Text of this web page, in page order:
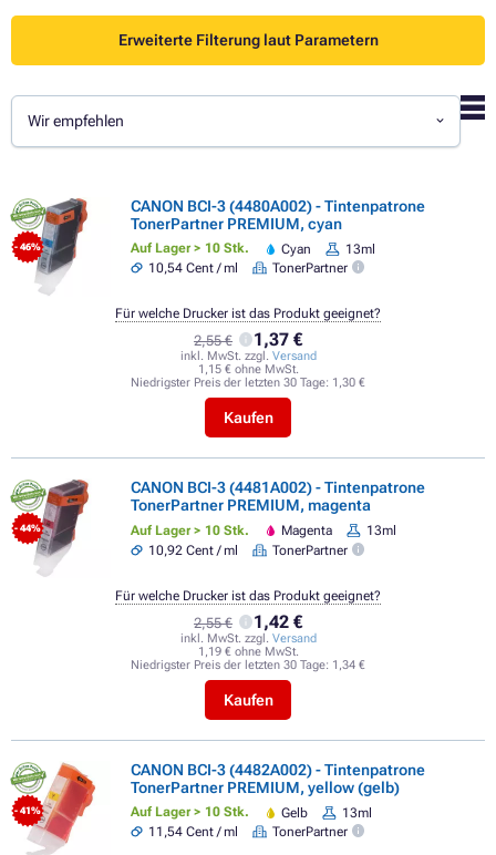
Erweiterte Filterung laut Parametern
Wir empfehlen
- 46%
CANON BCI-3 (4480A002) - Tintenpatrone
TonerPartner PREMIUM, cyan
Auf Lager > 10 Stk. Cyan
13ml
10,54 Cent / ml
TonerPartner
2,55 € 1,37 €
inkl. MwSt. zzgl. Versand
1,15 € ohne MwSt.
Niedrigster Preis der letzten 30 Tage: 1,30 €
Kaufen
Für welche Drucker ist das Produkt geeignet?
- 44%
CANON BCI-3 (4481A002) - Tintenpatrone
TonerPartner PREMIUM, magenta
Auf Lager > 10 Stk. Magenta
13ml
10,92 Cent / ml
TonerPartner
2,55 € 1,42 €
inkl. MwSt. zzgl. Versand
1,19 € ohne MwSt.
Niedrigster Preis der letzten 30 Tage: 1,34 €
Kaufen
Für welche Drucker ist das Produkt geeignet?
- 41%
CANON BCI-3 (4482A002) - Tintenpatrone
TonerPartner PREMIUM, yellow (gelb)
Auf Lager > 10 Stk. Gelb
13ml
11,54 Cent / ml
TonerPartner